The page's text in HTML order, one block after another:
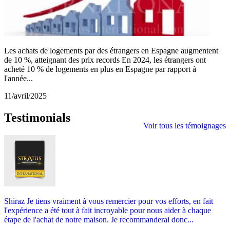
Les achats de logements par des étrangers en Espagne augmentent
de 10 %, atteignant des prix records En 2024, les étrangers ont
acheté 10 % de logements en plus en Espagne par rapport à
l'année...
11/avril/2025
Voir tous les témoignages
Testimonials
Shiraz Je tiens vraiment à vous remercier pour vos efforts, en fait
l'expérience a été tout à fait incroyable pour nous aider à chaque
étape de l'achat de notre maison. Je recommanderai donc...